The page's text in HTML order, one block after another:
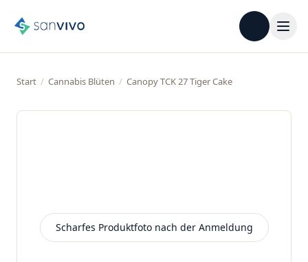
Start / Cannabis Blüten / Canopy TCK 27 Tiger Cake
Scharfes Produktfoto nach der Anmeldung